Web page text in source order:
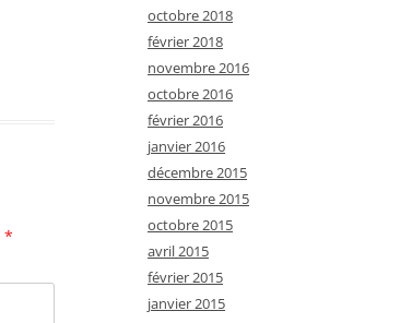
*
octobre 2018
février 2018
novembre 2016
octobre 2016
février 2016
janvier 2016
décembre 2015
novembre 2015
octobre 2015
avril 2015
février 2015
janvier 2015